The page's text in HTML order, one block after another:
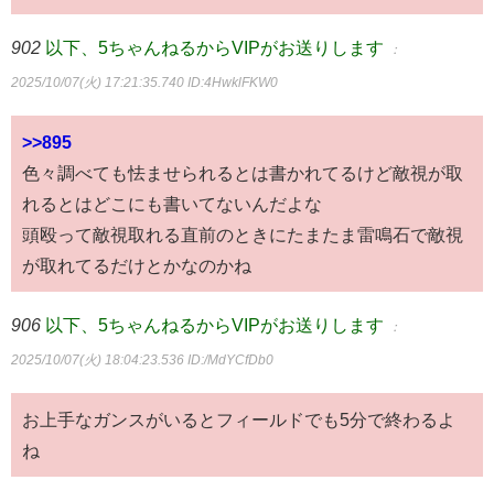
902 以下、5ちゃんねるからVIPがお送りします ：
2025/10/07(火) 17:21:35.740 ID:4HwklFKW0
>>895
色々調べても怯ませられるとは書かれてるけど敵視が取
れるとはどこにも書いてないんだよな
頭殴って敵視取れる直前のときにたまたま雷鳴石で敵視
が取れてるだけとかなのかね
906 以下、5ちゃんねるからVIPがお送りします ：
2025/10/07(火) 18:04:23.536 ID:/MdYCfDb0
お上手なガンスがいるとフィールドでも5分で終わるよ
ね